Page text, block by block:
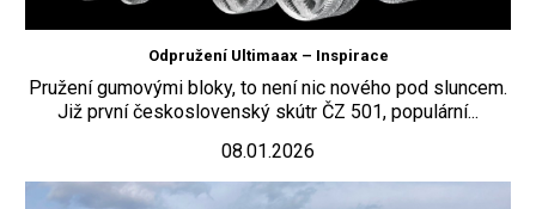
Odpružení Ultimaax – Inspirace
Pružení gumovými bloky, to není nic nového pod sluncem.
Již první československý skútr ČZ 501, populární...
08.01.2026